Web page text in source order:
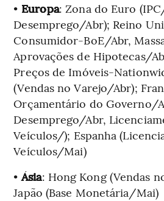
• Europa: Zona do Euro
Desemprego/Abr); Reino
Consumidor-BoE/Abr,
Aprovações de Hipotecas/
Preços de Imóveis-
(Vendas no Varejo/Abr);
Orçamentário do Governo/
Desemprego/Abr,
Veículos/); Espanha
Veículos/Mai)
•Ásia: Hong Kong (Vendas
Japão (Base Monetária/Mai)